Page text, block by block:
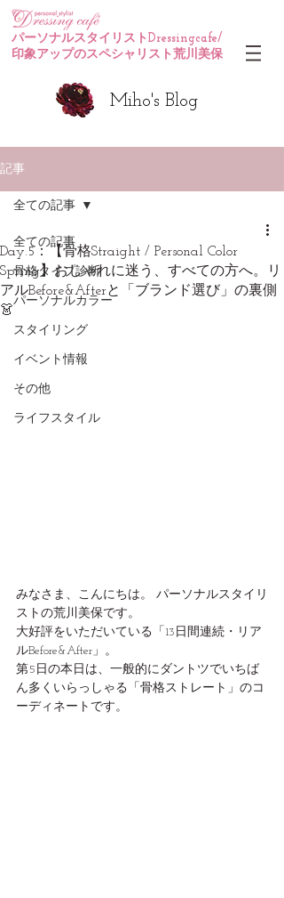
パーソナルスタイリストDressingcafe/
印象アップのスペシャリスト荒川美保
Miho's Blog
記事
全ての記事
骨格タイプ診断
パーソナルカラー
スタイリング
イベント情報
その他
ライフスタイル
全ての記事
Day.5：【骨格Straight / Personal Color
Spring】おしゃれに迷う、すべての方へ。リ
アルBefore&Afterと「ブランド選び」の裏側
👗
みなさま、こんにちは。 パーソナルスタイリ
ストの荒川美保です。
大好評をいただいている「13日間連続・リア
ルBefore&After」。
第5日の本日は、一般的にダントツでいちば
ん多くいらっしゃる「骨格ストレート」のコ
ーディネートです。